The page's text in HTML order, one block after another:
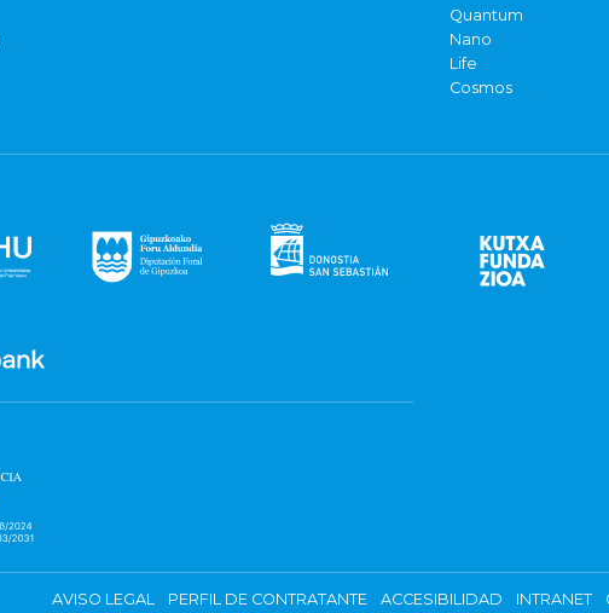
Quantum
Nano
Life
Cosmos
AVISO LEGAL PERFIL DE CONTRATANTE ACCESIBILIDAD INTRANET